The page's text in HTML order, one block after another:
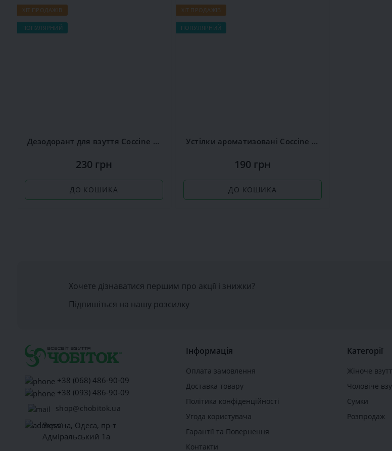
ХІТ ПРОДАЖІВ
ПОПУЛЯРНИЙ
Дезодорант для взуття Сoccine Nano Deo Silver
230 грн
ДО КОШИКА
ХІТ ПРОДАЖІВ
ПОПУЛЯРНИЙ
Устілки ароматизовані Сoccine Silver
190 грн
ДО КОШИКА
Хочете дізнаватися першим про акції і знижки?
Підпишіться на нашу розсилку
+38 (068) 486-90-09
+38 (093) 486-90-09
shop@chobitok.ua
Україна, Одеса, пр-т
Адміральський 1а
Інформація
Оплата замовлення
Доставка товару
Політика конфіденційності
Угода користувача
Гарантії та Повернення
Контакти
Категорії
Жіноче
Чоловіче
Сумки
Розпродаж